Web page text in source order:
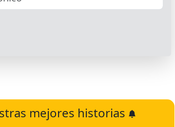
mejores historias